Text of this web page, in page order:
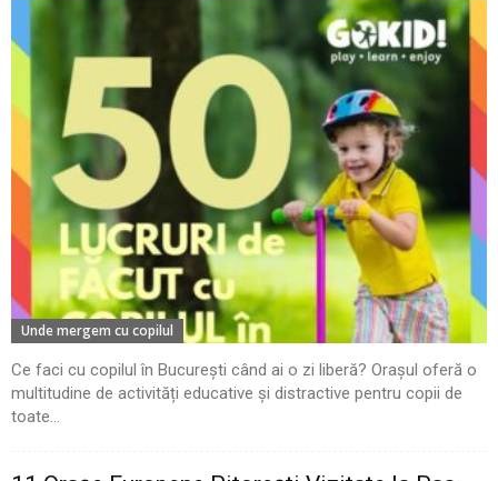
Unde mergem cu copilul
Ce faci cu copilul în București când ai o zi liberă? Orașul oferă o
multitudine de activități educative și distractive pentru copii de
toate...